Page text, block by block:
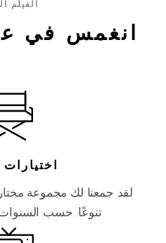
الفيلم
انغمس في
اختيارات
لقد جمعنا لك مجموعة
تنوعًا: حسب السنوات